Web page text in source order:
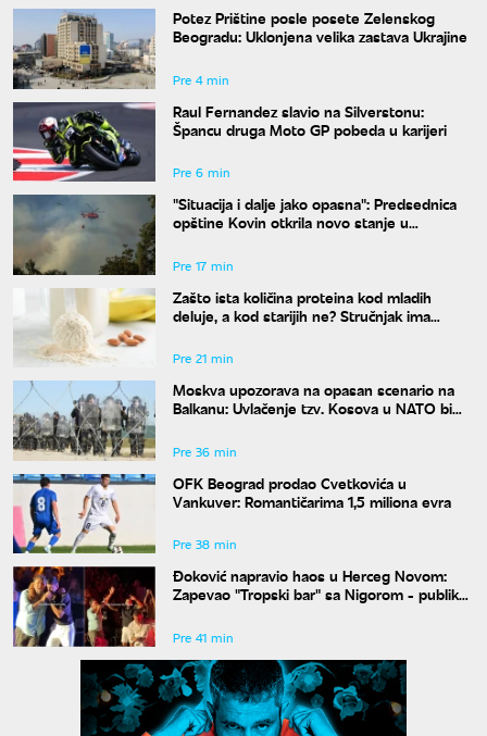
Potez Prištine posle posete Zelenskog
Beogradu: Uklonjena velika zastava Ukrajine
Pre 4 min
Raul Fernandez slavio na Silverstonu:
Špancu druga Moto GP pobeda u karijeri
Pre 6 min
"Situacija i dalje jako opasna": Predsednica
opštine Kovin otkrila novo stanje u
Pre 17 min
Zašto ista količina proteina kod mladih
deluje, a kod starijih ne? Stručnjak ima
Pre 21 min
Moskva upozorava na opasan scenario na
Balkanu: Uvlačenje tzv. Kosova u NATO bi
Pre 36 min
OFK Beograd prodao Cvetkovića u
Vankuver: Romantičarima 1,5 miliona evra
Pre 38 min
Đoković napravio haos u Herceg Novom:
Zapevao "Tropski bar" sa Nigorom - publika
Pre 41 min